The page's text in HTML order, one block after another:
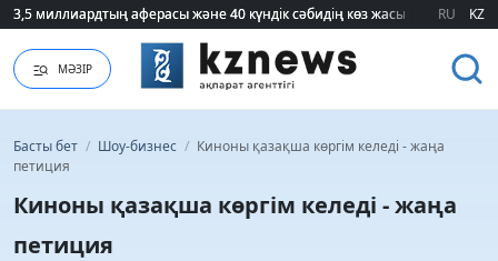
3,5 миллиардтың аферасы және 40 күндік сәбидің көз жасы:
3,5 миллиардтың аферасы және 40 күндік сәбидің көз жасы: RU KZ
МӘЗІР
Басты бет / Шоу-бизнес / Киноны қазақша көргім келеді - жаңа
петиция
Киноны қазақша көргім келеді - жаңа
петиция